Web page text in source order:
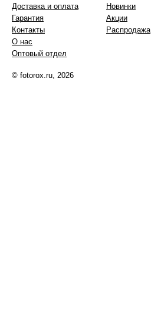
Доставка и оплата
Гарантия
Контакты
О нас
Оптовый отдел
Новинки
Акции
Распродажа
© fotorox.ru, 2026